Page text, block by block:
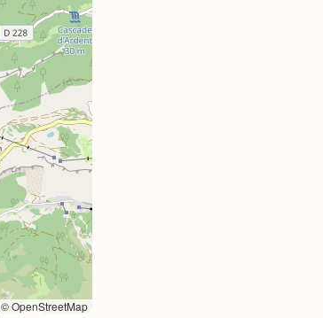
© OpenStreetMap